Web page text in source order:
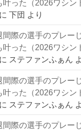
叶った（2026ワシン
に下団 より
間際の選手のプレー
叶った（2026ワシン
に ステファンふぁん
間際の選手のプレー
叶った（2026ワシン
に ステファンふぁん
間際の選手のプレー